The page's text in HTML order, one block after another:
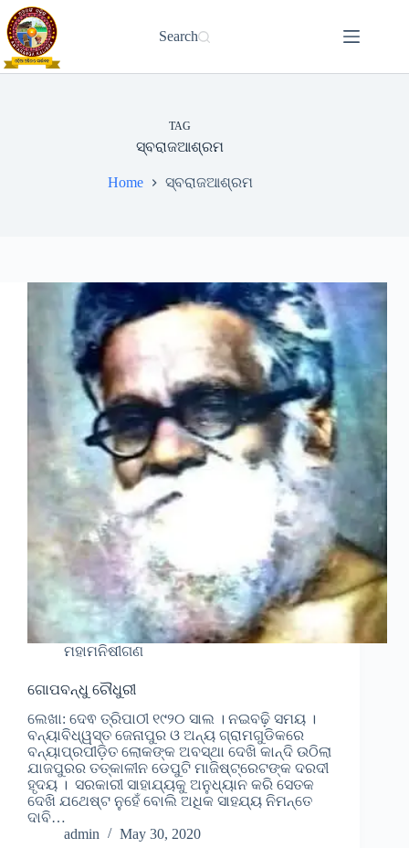
Skip
to
content
Search
TAG
ସ୍ବରାଜଆଶ୍ରମ
Home ସ୍ବରାଜଆଶ୍ରମ
ମହାମନିଷୀଗଣ
ଗୋପବନ୍ଧୁ ଚୌଧୁରୀ
ଲେଖା: ଦେଵ ତ୍ରିପାଠୀ ୧୯୨୦ ସାଲ । ନଇବଢ଼ି ସମୟ ।
ବନ୍ୟାବିଧ୍ୱସ୍ତ ଜେନାପୁର ଓ ଅନ୍ୟ ଗ୍ରାମଗୁଡିକରେ
ବନ୍ୟାପ୍ରପୀଡ଼ିତ ଲୋକଙ୍କ ଅବସ୍ଥା ଦେଖି କାନ୍ଦି ଉଠିଲା
ଯାଜପୁରର ତତ୍କାଳୀନ ଡେପୁଟି ମାଜିଷ୍ଟ୍ରେଟଙ୍କ ଦରଦୀ
ହୃଦୟ । ସରକାରୀ ସାହାଯ୍ୟକୁ ଅନୁଧ୍ୟାନ କରି ସେତକ
ଦେଖି ଯଥେଷ୍ଟ ନୁହେଁ ବୋଲି ଅଧିକ ସାହଯ୍ୟ ନିମନ୍ତେ
ଦାବି…
admin
May 30, 2020